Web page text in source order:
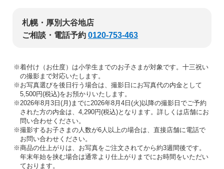
札幌・厚別大谷地店
ご相談・電話予約0120-753-463
※着付け（お仕度）は小学生までのお子さまが対象です。十三祝い
の撮影まで対応いたします。
※お写真選びを後日行う場合は、撮影日にお写真代の内金として
5,500円(税込)をお預かりいたします。
※2026年8月3日(月)までに2026年8月4日(火)以降の撮影日でご予約
された方の内金は、4,290円(税込)となります。詳しくは店舗にお
問い合わせください。
※撮影するお子さまの人数が6人以上の場合は、直接店舗に電話で
お問い合わせください。
※商品の仕上がりは、お写真をご注文されてから約3週間後です。
年末年始を挟む場合は通常より仕上がりまでにお時間をいただい
ております。